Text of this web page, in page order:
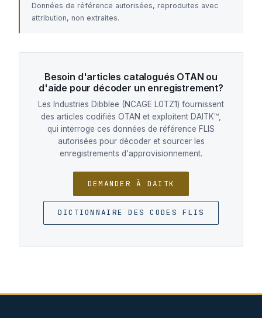
Données de référence autorisées, reproduites avec
attribution, non extraites.
Besoin d'articles catalogués OTAN ou
d'aide pour décoder un enregistrement?
Les Industries Dibblee (NCAGE L0TZ1) fournissent
des articles codifiés OTAN et exploitent DAITK™,
qui interroge ces données de référence FLIS
autorisées pour décoder et sourcer les
enregistrements d'approvisionnement.
DEMANDER À DAITK
DICTIONNAIRE DES CODES FLIS